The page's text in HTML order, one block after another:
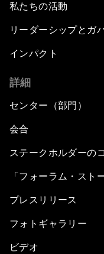
私たちの活動
リーダーシップとガ
インパクト
詳細
センター（部門）
会合
ステークホルダーの
「フォーラム・スト
プレスリリース
フォトギャラリー
ビデオ